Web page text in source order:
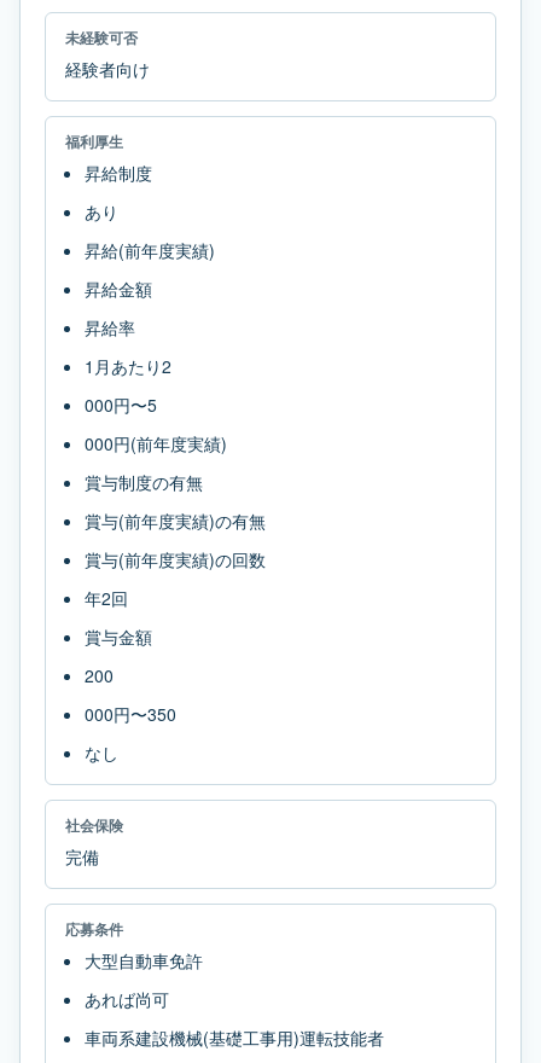
未経験可否
経験者向け
福利厚生
昇給制度
あり
昇給(前年度実績)
昇給金額
昇給率
1月あたり2
000円〜5
000円(前年度実績)
賞与制度の有無
賞与(前年度実績)の有無
賞与(前年度実績)の回数
年2回
賞与金額
200
000円〜350
なし
社会保険
完備
応募条件
大型自動車免許
あれば尚可
車両系建設機械(基礎工事用)運転技能者